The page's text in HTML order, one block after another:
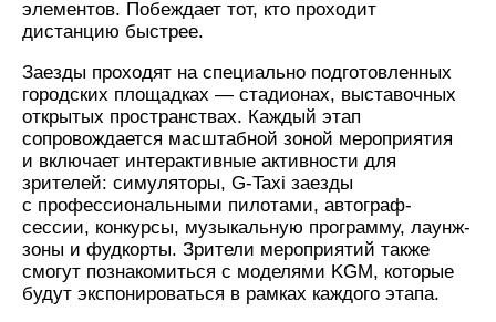
элементов. Побеждает тот, кто проходит
дистанцию быстрее.
Заезды проходят на специально подготовленных
городских площадках — стадионах, выставочных
открытых пространствах. Каждый этап
сопровождается масштабной зоной мероприятия
и включает интерактивные активности для
зрителей: симуляторы, G-Taxi заезды
с профессиональными пилотами, автограф-
сессии, конкурсы, музыкальную программу, лаунж-
зоны и фудкорты. Зрители мероприятий также
смогут познакомиться с моделями KGM, которые
будут экспонироваться в рамках каждого этапа.